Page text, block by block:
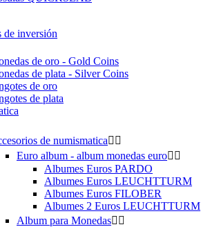
de inversión
de oro - Gold Coins
de plata - Silver Coins
de oro
de plata
de numismatica 
Euro album - album monedas euro 
Albumes Euros PARDO
Albumes Euros LEUCHTTURM
Albumes Euros FILOBER
Albumes 2 Euros LEUCHTTURM
Album para Monedas 